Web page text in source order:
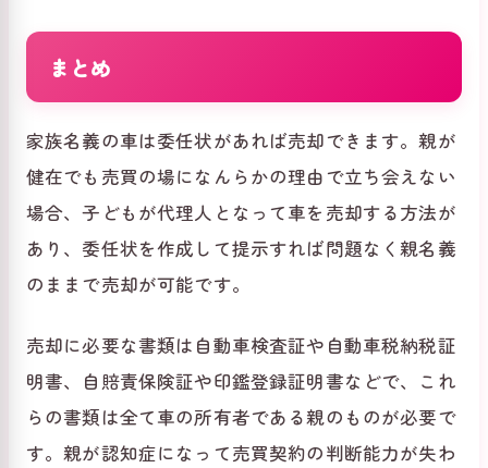
まとめ
家族名義の車は委任状があれば売却できます。親が
健在でも売買の場になんらかの理由で立ち会えない
場合、子どもが代理人となって車を売却する方法が
あり、委任状を作成して提示すれば問題なく親名義
のままで売却が可能です。
売却に必要な書類は自動車検査証や自動車税納税証
明書、自賠責保険証や印鑑登録証明書などで、これ
らの書類は全て車の所有者である親のものが必要で
す。親が認知症になって売買契約の判断能力が失わ